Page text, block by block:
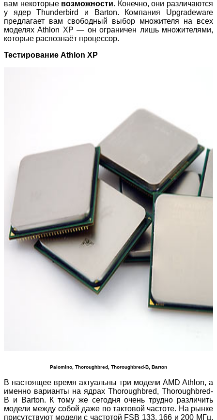
вам некоторые возможности. Конечно, они различаются
у ядер Thunderbird и Barton. Компания Upgradeware
предлагает вам свободный выбор множителя на всех
моделях Athlon XP — он ограничен лишь множителями,
которые распознаёт процессор.
Тестирование Athlon XP
Palomino, Thoroughbred, Thoroughbred-B, Barton
В настоящее время актуальны три модели AMD Athlon, а
именно варианты на ядрах Thoroughbred, Thoroughbred-
B и Barton. К тому же сегодня очень трудно различить
модели между собой даже по тактовой частоте. На рынке
присутствуют модели с частотой FSB 133, 166 и 200 МГц,